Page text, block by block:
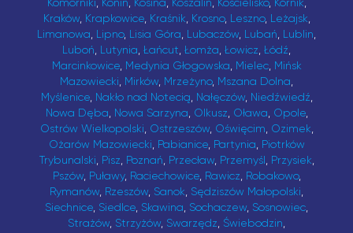
Komorniki, Konin, Kosina, Koszalin, Kościelisko, Kórnik,
Kraków, Krapkowice, Kraśnik, Krosno, Leszno, Leżajsk,
Limanowa, Lipno, Lisia Góra, Lubaczów, Lubań, Lublin,
Luboń, Lutynia, Łańcut, Łomża, Łowicz, Łódź,
Marcinkowice, Medynia Głogowska, Mielec, Mińsk
Mazowiecki, Mirków, Mrzeżyno, Mszana Dolna,
Myślenice, Nakło nad Notecią, Nałęczów, Niedźwiedź,
Nowa Dęba, Nowa Sarzyna, Olkusz, Oława, Opole,
Ostrów Wielkopolski, Ostrzeszów, Oświęcim, Ozimek,
Ożarów Mazowiecki, Pabianice, Partynia, Piotrków
Trybunalski, Pisz, Poznań, Przecław, Przemyśl, Przysiek,
Pszów, Puławy, Raciechowice, Rawicz, Robakowo,
Rymanów, Rzeszów, Sanok, Sędziszów Małopolski,
Siechnice, Siedlce, Skawina, Sochaczew, Sosnowiec,
Strażów, Strzyżów, Swarzędz, Świebodzin,